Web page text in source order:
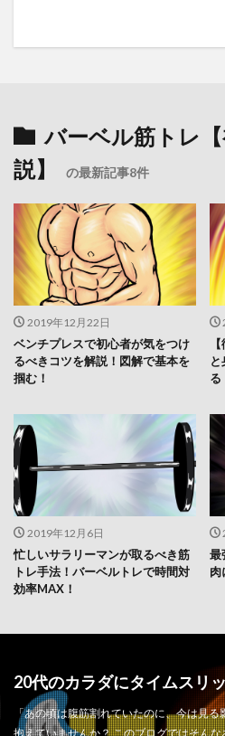
バーベル筋トレ
説】
の最新記事8件
2019年12月22日
ベンチプレスで初心者が気をつけ
るべきコツを解説！図解で基本を
掴む！
る
2019年12月6日
忙しいサラリーマンが取るべき筋
トレ手法！バーベルトレで時間対
効率MAX！
最
肉
20代のカラダにタイムスリ
「あの頃は腹筋割れていたのに、今は見
抱えていませんか？ このブログではそん